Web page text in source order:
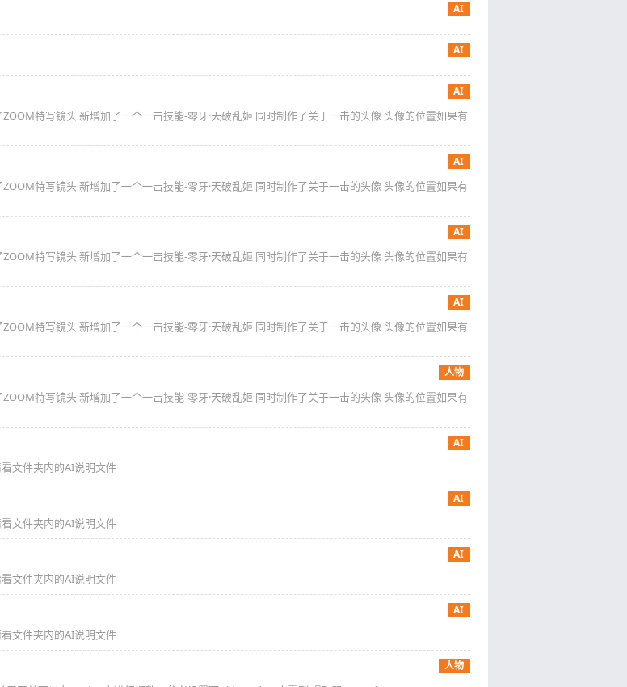
AI
AI
AI
特写镜头 新增加了一个一击技能-零牙·天破乱姬 同时制作了关于一击的头像 头像的位置如果有
AI
特写镜头 新增加了一个一击技能-零牙·天破乱姬 同时制作了关于一击的头像 头像的位置如果有
AI
特写镜头 新增加了一个一击技能-零牙·天破乱姬 同时制作了关于一击的头像 头像的位置如果有
AI
特写镜头 新增加了一个一击技能-零牙·天破乱姬 同时制作了关于一击的头像 头像的位置如果有
人物
特写镜头 新增加了一个一击技能-零牙·天破乱姬 同时制作了关于一击的头像 头像的位置如果有
AI
文件夹内的AI说明文件
AI
文件夹内的AI说明文件
AI
文件夹内的AI说明文件
AI
文件夹内的AI说明文件
人物